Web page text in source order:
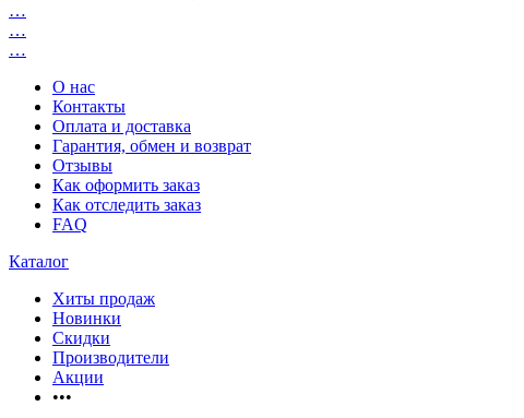
…
…
…
О нас
Контакты
Оплата и доставка
Гарантия, обмен и возврат
Отзывы
Как оформить заказ
Как отследить заказ
FAQ
Каталог
Хиты продаж
Новинки
Скидки
Производители
Акции
•••